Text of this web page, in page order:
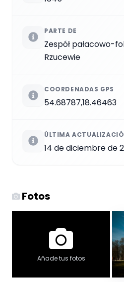
PARTE DE
Zespół pałacowo-
Rzucewie
COORDENADAS GPS
54.68787,18.46463
ÚLTIMA
14 de diciembre de
Fotos
Añade tus fotos